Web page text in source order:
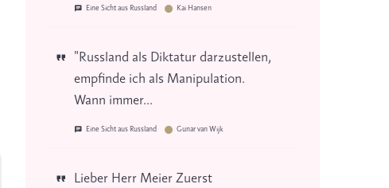
Eine Sicht aus Russland Kai Hansen
"Russland als Diktatur darzustellen,
empfinde ich als Manipulation.
Wann immer...
Eine Sicht aus Russland Gunar van Wijk
Lieber Herr Meier Zuerst